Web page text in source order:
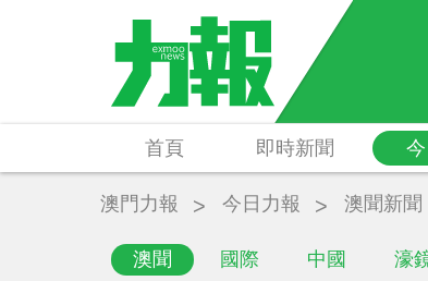
首頁 即時新聞
澳聞 國際 中國 濠
澳門力報 今日力報 澳聞新聞